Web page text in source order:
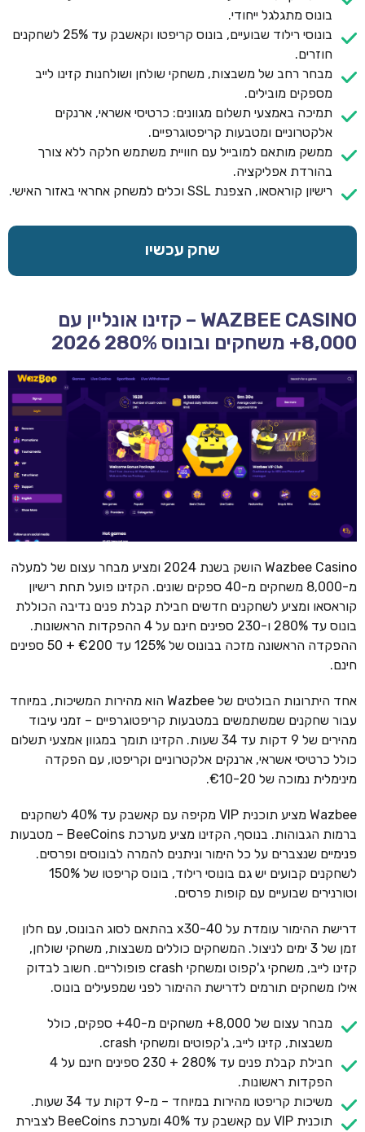
בונוס מתגלגל ייחודי.
בונוסי רילוד שבועיים, בונוס קריפטו וקאשבק עד 25% לשחקנים
חוזרים.
מבחר רחב של משבצות, משחקי שולחן ושולחנות קזינו לייב
מספקים מובילים.
תמיכה באמצעי תשלום מגוונים: כרטיסי אשראי, ארנקים
אלקטרוניים ומטבעות קריפטוגרפיים.
ממשק מותאם למובייל עם חוויית משתמש חלקה ללא צורך
בהורדת אפליקציה.
רישיון קוראסאו, הצפנת SSL וכלים למשחק אחראי באזור האישי.
שחק עכשיו
WAZBEE CASINO – קזינו אונליין עם
8,000+ משחקים ובונוס 280% 2026
Wazbee Casino הושק בשנת 2024 ומציע מבחר עצום של למעלה
מ-8,000 משחקים מ-40 ספקים שונים. הקזינו פועל תחת רישיון
קוראסאו ומציע לשחקנים חדשים חבילת קבלת פנים נדיבה הכוללת
בונוס עד 280% ו-230 ספינים חינם על 4 ההפקדות הראשונות.
ההפקדה הראשונה מזכה בבונוס של 125% עד €200 + 50 ספינים
חינם.
אחד היתרונות הבולטים של Wazbee הוא מהירות המשיכות, במיוחד
עבור שחקנים שמשתמשים במטבעות קריפטוגרפיים – זמני עיבוד
מהירים של 9 דקות עד 34 שעות. הקזינו תומך במגוון אמצעי תשלום
כולל כרטיסי אשראי, ארנקים אלקטרוניים וקריפטו, עם הפקדה
מינימלית נמוכה של €10-20.
Wazbee מציע תוכנית VIP מקיפה עם קאשבק עד 40% לשחקנים
ברמות הגבוהות. בנוסף, הקזינו מציע מערכת BeeCoins – מטבעות
פנימיים שנצברים על כל הימור וניתנים להמרה לבונוסים ופרסים.
לשחקנים קבועים יש גם בונוסי רילוד, בונוס קריפטו של 150%
וטורנירים שבועיים עם קופות פרסים.
דרישת ההימור עומדת על x30-40 בהתאם לסוג הבונוס, עם חלון
זמן של 3 ימים לניצול. המשחקים כוללים משבצות, משחקי שולחן,
קזינו לייב, משחקי ג'קפוט ומשחקי crash פופולריים. חשוב לבדוק
אילו משחקים תורמים לדרישת ההימור לפני שמפעילים בונוס.
מבחר עצום של 8,000+ משחקים מ-40+ ספקים, כולל
משבצות, קזינו לייב, ג'קפוטים ומשחקי crash.
חבילת קבלת פנים עד 280% + 230 ספינים חינם על 4
הפקדות ראשונות.
משיכות קריפטו מהירות במיוחד – מ-9 דקות עד 34 שעות.
תוכנית VIP עם קאשבק עד 40% ומערכת BeeCoins לצבירת